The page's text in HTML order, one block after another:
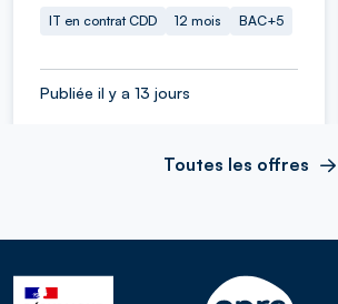
IT en contrat CDD 12 mois BAC+5
Publiée il y a 13 jours
Toutes les offres